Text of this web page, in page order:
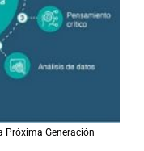
Próxima Generación